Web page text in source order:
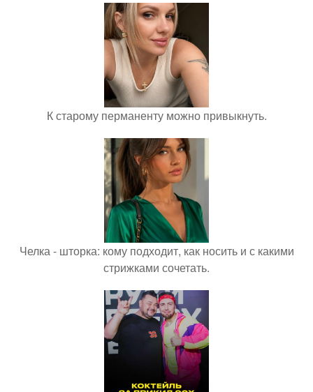
К старому перманенту можно привыкнуть.
Челка - шторка: кому подходит, как носить и с какими
стрижками сочетать.